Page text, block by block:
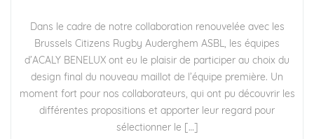
Dans le cadre de notre collaboration renouvelée avec les
Brussels Citizens Rugby Auderghem ASBL, les équipes
d’ACALY BENELUX ont eu le plaisir de participer au choix du
design final du nouveau maillot de l’équipe première. Un
moment fort pour nos collaborateurs, qui ont pu découvrir les
différentes propositions et apporter leur regard pour
sélectionner le […]